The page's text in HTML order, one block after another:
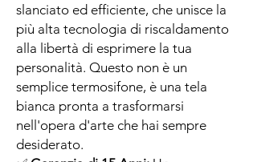
slanciato ed efficiente, che unisce la
più alta tecnologia di riscaldamento
alla libertà di esprimere la tua
personalità. Questo non è un
semplice termosifone, è una tela
bianca pronta a trasformarsi
nell'opera d'arte che hai sempre
desiderato.